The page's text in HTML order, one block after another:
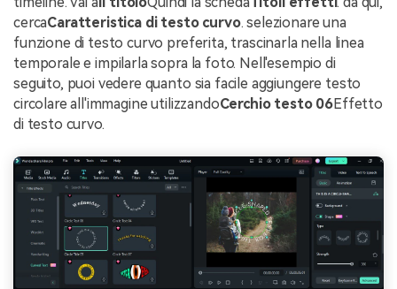
cercaCaratteristica di testo curvo. selezionare una
funzione di testo curvo preferita, trascinarla nella linea
temporale e impilarla sopra la foto. Nell'esempio di
seguito, puoi vedere quanto sia facile aggiungere testo
circolare all'immagine utilizzandoCerchio testo 06Effetto
di testo curvo.